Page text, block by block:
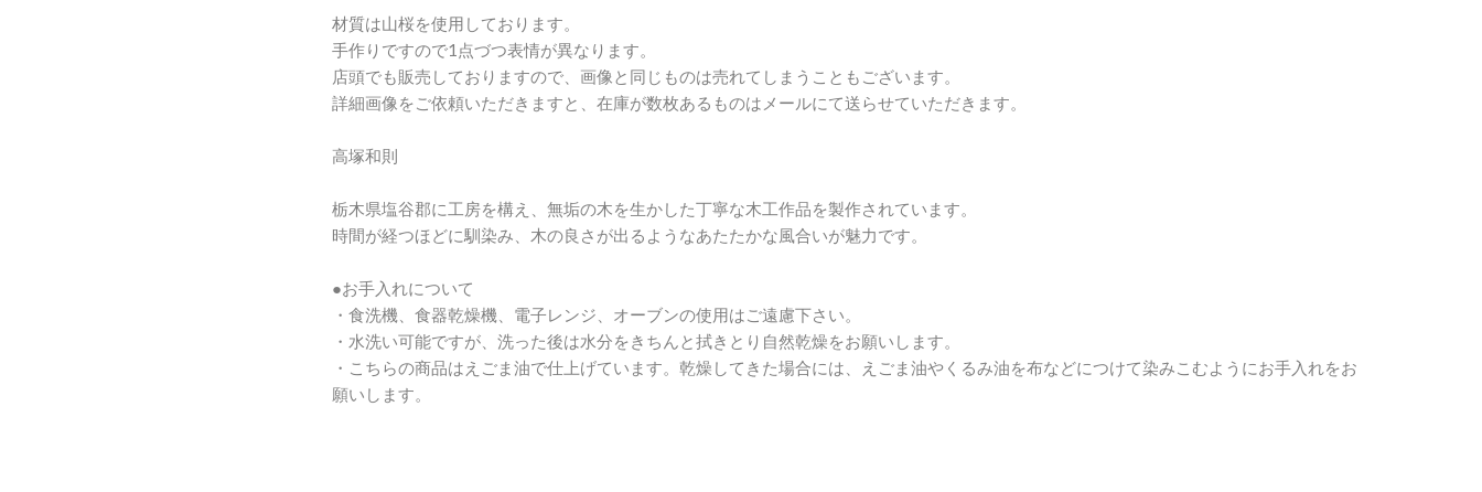
材質は山桜を使用しております。
手作りですので1点づつ表情が異なります。
店頭でも販売しておりますので、画像と同じものは売れてしまうこともございます。
詳細画像をご依頼いただきますと、在庫が数枚あるものはメールにて送らせていただきます。
高塚和則
栃木県塩谷郡に工房を構え、無垢の木を生かした丁寧な木工作品を製作されています。
時間が経つほどに馴染み、木の良さが出るようなあたたかな風合いが魅力です。
●お手入れについて
・食洗機、食器乾燥機、電子レンジ、オーブンの使用はご遠慮下さい。
・水洗い可能ですが、洗った後は水分をきちんと拭きとり自然乾燥をお願いします。
・こちらの商品はえごま油で仕上げています。乾燥してきた場合には、えごま油やくるみ油を布などにつけて染みこむようにお手入れをお
願いします。